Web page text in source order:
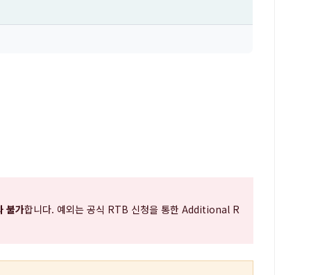
불가합니다. 예외는 공식 RTB 신청을 통한 Additional R